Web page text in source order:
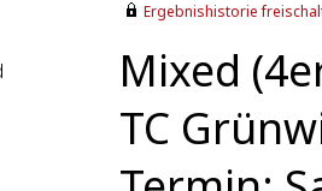
Ergebnishistorie
Mixed
TC